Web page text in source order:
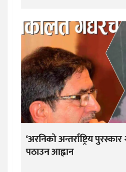
‘अरनिको अन्तर्राष्ट्रिय
पठाउन आह्वान